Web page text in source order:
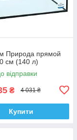
Природа прямой
см (140 л)
відправки
₴ 4 031 ₴
Купити